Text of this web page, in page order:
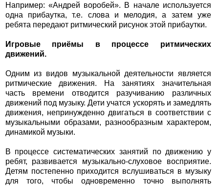
Например: «Андрей воробей». В начале используется
одна прибаутка, т.е. слова и мелодия, а затем уже
ребята передают ритмический рисунок этой прибаутки.
Игровые приёмы в процессе ритмических
движений.
Одним из видов музыкальной деятельности является
ритмические движения. На занятиях значительная
часть времени отводится разучиванию различных
движений под музыку. Дети учатся ускорять и замедлять
движения, непринужденно двигаться в соответствии с
музыкальными образами, разнообразным характером,
динамикой музыки.
В процессе систематических занятий по движению у
ребят, развивается музыкально-слуховое восприятие.
Детям постепенно приходится вслушиваться в музыку
для того, чтобы одновременно точно выполнять